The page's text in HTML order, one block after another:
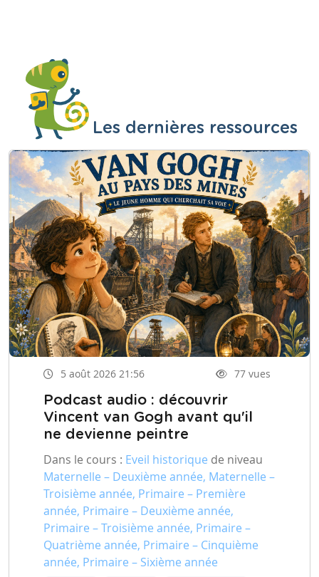
Les dernières ressources
5 août 2026 21:56 77 vues
Podcast audio : découvrir
Vincent van Gogh avant qu'il
ne devienne peintre
Dans le cours : Eveil historique de niveau
Maternelle – Deuxième année, Maternelle –
Troisième année, Primaire – Première
année, Primaire – Deuxième année,
Primaire – Troisième année, Primaire –
Quatrième année, Primaire – Cinquième
année, Primaire – Sixième année